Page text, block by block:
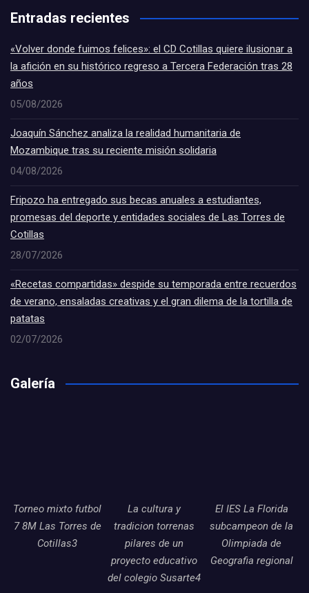
Entradas recientes
«Volver donde fuimos felices»: el CD Cotillas quiere ilusionar a
la afición en su histórico regreso a Tercera Federación tras 28
años
05/08/2026
Joaquín Sánchez analiza la realidad humanitaria de
Mozambique tras su reciente misión solidaria
04/08/2026
Fripozo ha entregado sus becas anuales a estudiantes,
promesas del deporte y entidades sociales de Las Torres de
Cotillas
28/07/2026
«Recetas compartidas» despide su temporada entre recuerdos
de verano, ensaladas creativas y el gran dilema de la tortilla de
patatas
02/07/2026
Galería
Torneo mixto futbol
7 8M Las Torres de
Cotillas3
La cultura y
tradicion torrenas
pilares de un
proyecto educativo
del colegio Susarte4
El IES La Florida
subcampeon de la
Olimpiada de
Geografia regional